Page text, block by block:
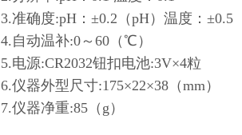
3.准确度:pH：±0.2（pH）温度：±0.5
4.自动温补:0～60（℃）
5.电源:CR2032钮扣电池:3V×4粒
6.仪器外型尺寸:175×22×38（mm）
7.仪器净重:85（g）